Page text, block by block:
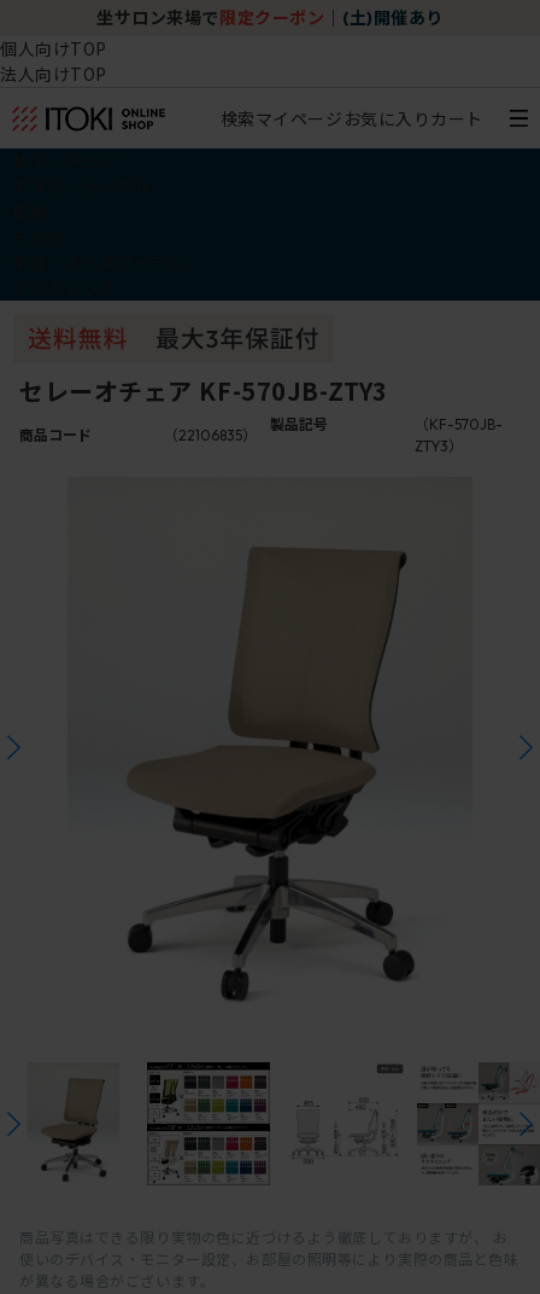
坐サロン来場で 限定クーポン (土)開催あり
個人向けTOP
法人向けTOP
検索マイページ お気に入り カート
セレーオチェア KF-570JB-ZTY3
商品コード （22106835）
製品記号
（KF-570JB-
ZTY3）
商品写真はできる限り実物の色に近づけるよう徹底しておりますが、 お
使いのデバイス・モニター設定、お部屋の照明等により実際の商品と色味
が異なる場合がございます。